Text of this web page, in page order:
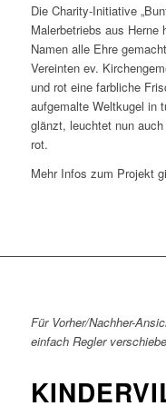
Die Charity-Initiative
Malerbetriebs aus Herne
Namen alle Ehre
Vereinten ev.
und rot eine farbliche
aufgemalte Weltkugel in
glänzt, leuchtet nun
rot.
Mehr Infos zum Projekt
Für Vorher/Nachher-
einfach Regler